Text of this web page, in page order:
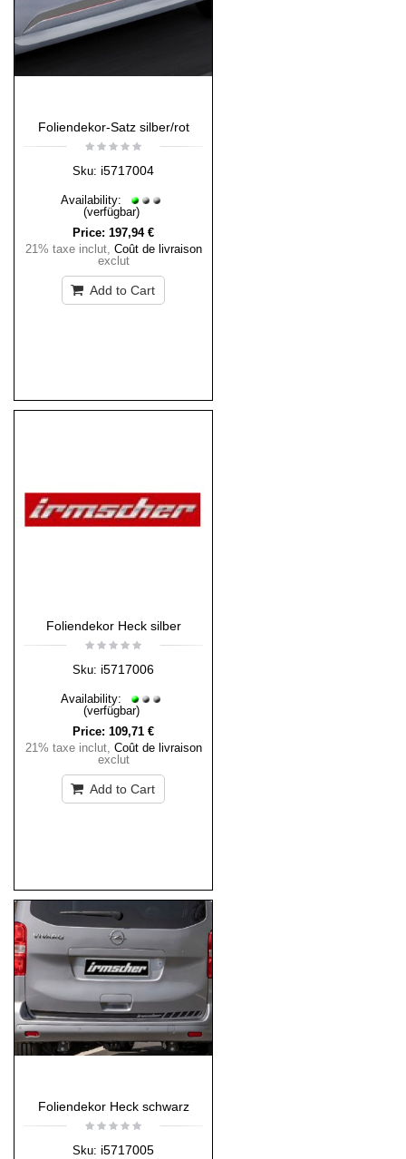
Foliendekor-Satz silber/rot
Sku: i5717004
Availability:
(verfügbar)
Price: 197,94 €
21% taxe inclut, Coût de livraison
exclut
Add to Cart
Foliendekor Heck silber
Sku: i5717006
Availability:
(verfügbar)
Price: 109,71 €
21% taxe inclut, Coût de livraison
exclut
Add to Cart
Foliendekor Heck schwarz
Sku: i5717005